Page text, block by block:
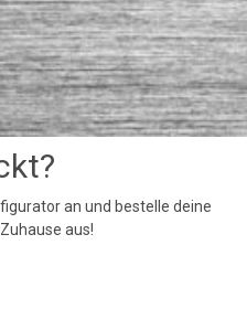
an und bestelle deine
aus!